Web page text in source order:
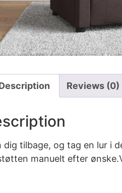
Reviews (0)
tilbage, og tag en lur i
manuelt efter